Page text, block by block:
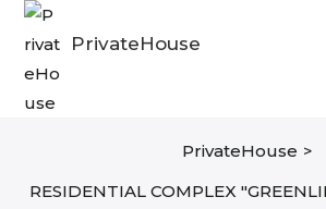
Skip
content
PrivateHouse
PrivateHouse >
RESIDENTIAL COMPLEX